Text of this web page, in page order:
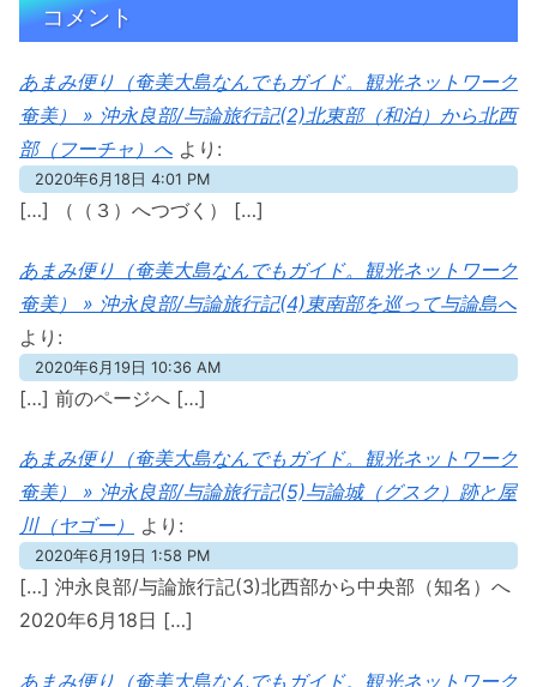
コメント
あまみ便り（奄美大島なんでもガイド。観光ネットワーク
奄美） » 沖永良部/与論旅行記(2)北東部（和泊）から北西
部（フーチャ）へ より:
2020年6月18日 4:01 PM
[…] （（３）へつづく） […]
あまみ便り（奄美大島なんでもガイド。観光ネットワーク
奄美） » 沖永良部/与論旅行記(4)東南部を巡って与論島へ
より:
2020年6月19日 10:36 AM
[…] 前のページへ […]
あまみ便り（奄美大島なんでもガイド。観光ネットワーク
奄美） » 沖永良部/与論旅行記(5)与論城（グスク）跡と屋
川（ヤゴー）
より:
2020年6月19日 1:58 PM
[…] 沖永良部/与論旅行記(3)北西部から中央部（知名）へ
2020年6月18日 […]
あまみ便り（奄美大島なんでもガイド。観光ネットワーク